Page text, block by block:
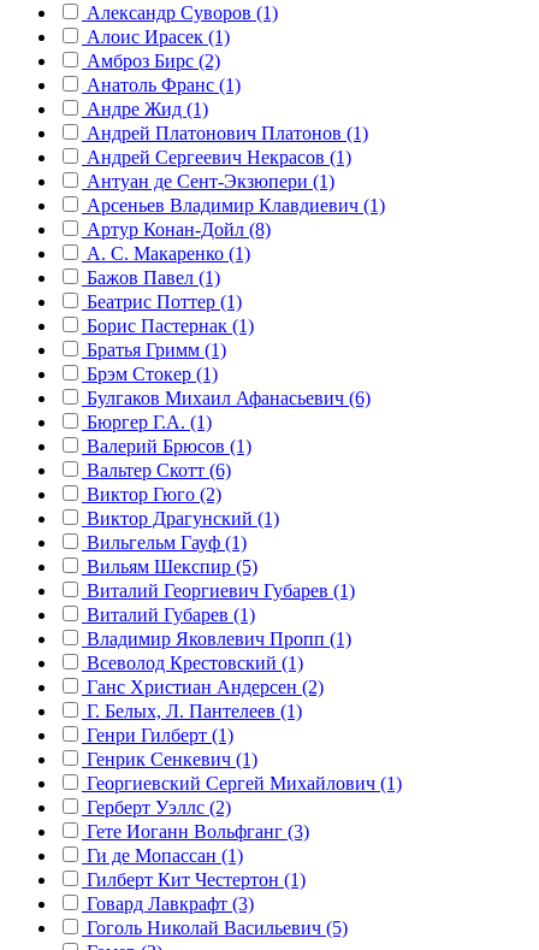
Александр Суворов (1)
Алоис Ирасек (1)
Амброз Бирс (2)
Анатоль Франс (1)
Андре Жид (1)
Андрей Платонович Платонов (1)
Андрей Сергеевич Некрасов (1)
Антуан де Сент-Экзюпери (1)
Арсеньев Владимир Клавдиевич (1)
Артур Конан-Дойл (8)
А. С. Макаренко (1)
Бажов Павел (1)
Беатрис Поттер (1)
Борис Пастернак (1)
Братья Гримм (1)
Брэм Стокер (1)
Булгаков Михаил Афанасьевич (6)
Бюргер Г.А. (1)
Валерий Брюсов (1)
Вальтер Скотт (6)
Виктор Гюго (2)
Виктор Драгунский (1)
Вильгельм Гауф (1)
Вильям Шекспир (5)
Виталий Георгиевич Губарев (1)
Виталий Губарев (1)
Владимир Яковлевич Пропп (1)
Всеволод Крестовский (1)
Ганс Христиан Андерсен (2)
Г. Белых, Л. Пантелеев (1)
Генри Гилберт (1)
Генрик Сенкевич (1)
Георгиевский Сергей Михайлович (1)
Герберт Уэллс (2)
Гете Иоганн Вольфганг (3)
Ги де Мопассан (1)
Гилберт Кит Честертон (1)
Говард Лавкрафт (3)
Гоголь Николай Васильевич (5)